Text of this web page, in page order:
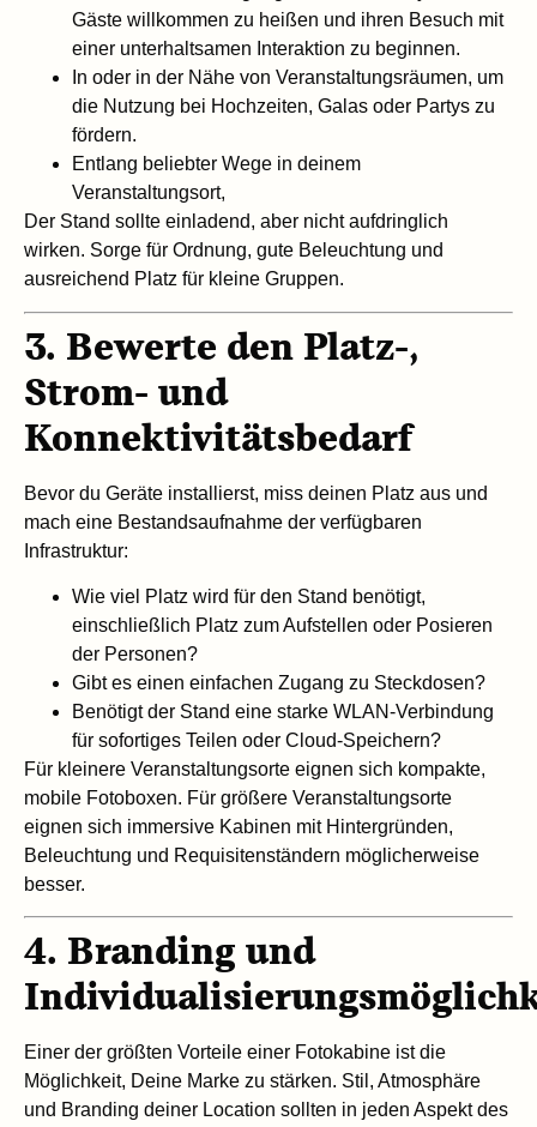
Gäste willkommen zu heißen und ihren Besuch mit
einer unterhaltsamen Interaktion zu beginnen.
In oder in der Nähe von Veranstaltungsräumen, um
die Nutzung bei Hochzeiten, Galas oder Partys zu
fördern.
Entlang beliebter Wege in deinem
Veranstaltungsort,
Der Stand sollte einladend, aber nicht aufdringlich
wirken. Sorge für Ordnung, gute Beleuchtung und
ausreichend Platz für kleine Gruppen.
3. Bewerte den Platz-,
Strom- und
Konnektivitätsbedarf
Bevor du Geräte installierst, miss deinen Platz aus und
mach eine Bestandsaufnahme der verfügbaren
Infrastruktur:
Wie viel Platz wird für den Stand benötigt,
einschließlich Platz zum Aufstellen oder Posieren
der Personen?
Gibt es einen einfachen Zugang zu Steckdosen?
Benötigt der Stand eine starke WLAN-Verbindung
für sofortiges Teilen oder Cloud-Speichern?
Für kleinere Veranstaltungsorte eignen sich kompakte,
mobile Fotoboxen. Für größere Veranstaltungsorte
eignen sich immersive Kabinen mit Hintergründen,
Beleuchtung und Requisitenständern möglicherweise
besser.
4. Branding und
Einer der größten Vorteile einer Fotokabine ist die
Möglichkeit, Deine Marke zu stärken. Stil, Atmosphäre
und Branding deiner Location sollten in jeden Aspekt des